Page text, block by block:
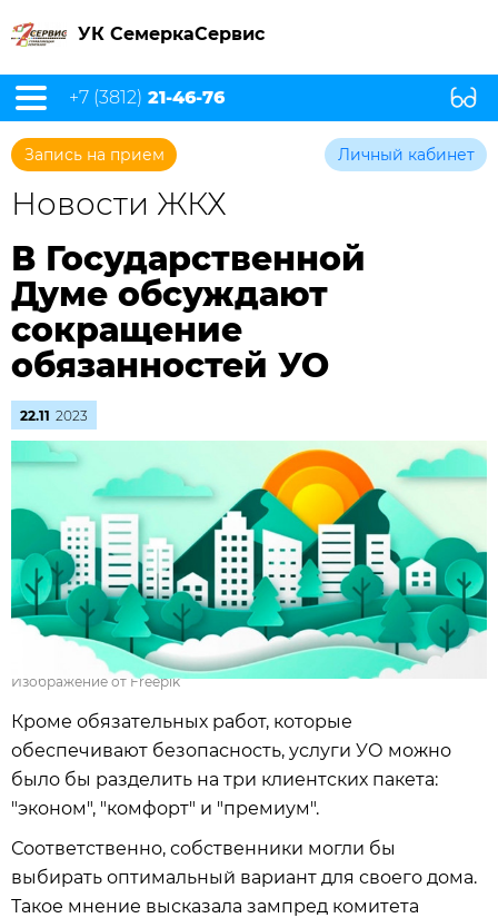
УК СемеркаСервис
+7 (3812) 21-46-76
Запись на прием Личный кабинет
Новости ЖКХ
В Государственной
Думе обсуждают
сокращение
обязанностей УО
22.11 2023
Изображение от Freepik
Кроме обязательных работ, которые
обеспечивают безопасность, услуги УО можно
было бы разделить на три клиентских пакета:
"эконом", "комфорт" и "премиум".
Соответственно, собственники могли бы
выбирать оптимальный вариант для своего дома.
Такое мнение высказала зампред комитета